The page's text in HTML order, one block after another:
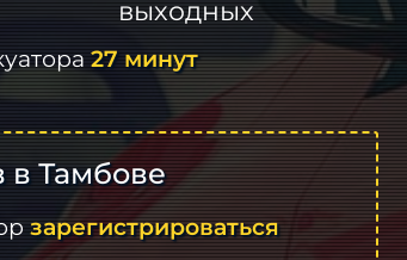
выходных
27 минут
Тамбове
зарегистрироваться